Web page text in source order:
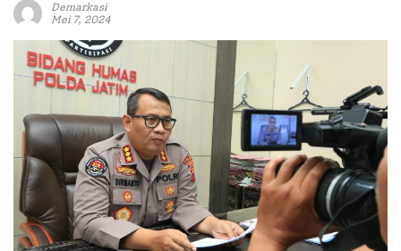
Demarkasi
Mei 7, 2024